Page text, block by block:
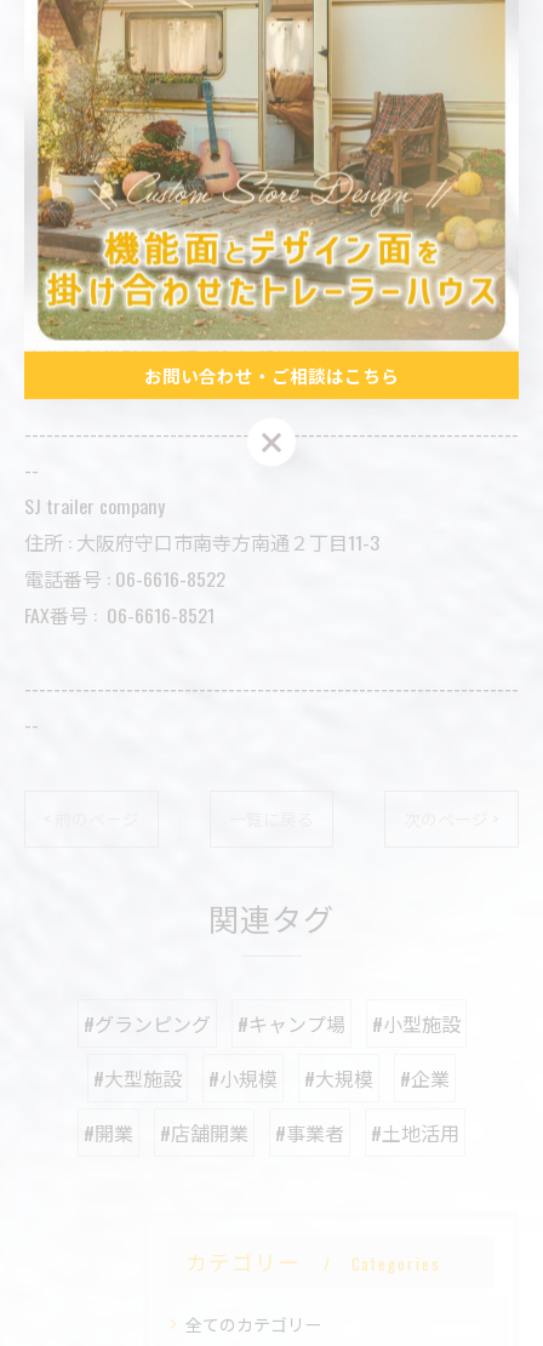
🚚トレーラーハウスの事ならSJ trailer
companyにおまかせください！！
グランピング施設・宿泊事業・大型施設計画など、
収益性を踏まえたトレーラーハウス活用をご提案いたし
ます。
導入から配置計画までトータルサポート。
まずはお気軽にご相談ください！！
--------------------------------------------------------------------
--
SJ trailer company
住所 : 大阪府守口市南寺方南通２丁目11-3
電話番号 : 06-6616-8522
FAX番号 : 06-6616-8521
--------------------------------------------------------------------
--
関連タグ
#グランピング #キャンプ場
#小型施設
#大型施設
#小規模 #大規模
#企業
#開業
#店舗開業 #事業者 #土地活用
カテゴリー Categories
全てのカテゴリー
お問い合わせ・ご相談はこちら
お問い合わせ・ご相談はこちら